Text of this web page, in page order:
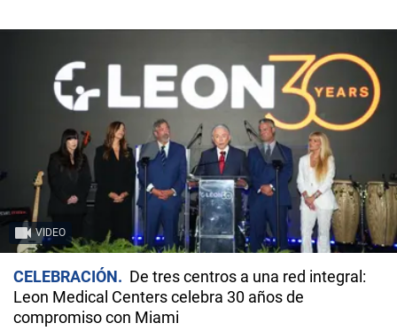
VIDEO
CELEBRACIÓN
De tres centros a una red integral:
Leon Medical Centers celebra 30 años de
compromiso con Miami